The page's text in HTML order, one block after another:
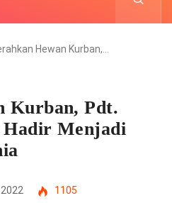
Hewan Kurban,…
Kurban, Pdt.
Menjadi
1105